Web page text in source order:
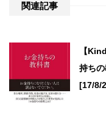
関連記事
【
持ち
[17/8/